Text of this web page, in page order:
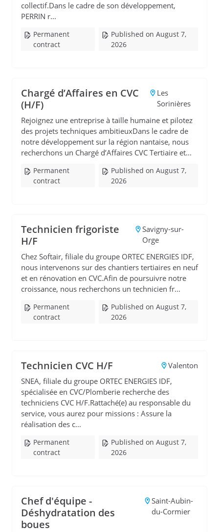
collectif.Dans le cadre de son développement,
PERRIN r...
Permanent
contract
Published on August 7,
2026
Chargé d’Affaires en CVC
(H/F)
Les
Sorinières
Rejoignez une entreprise à taille humaine et pilotez
des projets techniques ambitieuxDans le cadre de
notre développement sur la région nantaise, nous
recherchons un Chargé d’Affaires CVC Tertiaire et...
Permanent
contract
Published on August 7,
2026
Technicien frigoriste
H/F
Savigny-sur-
Orge
Chez Softair, filiale du groupe ORTEC ENERGIES IDF,
nous intervenons sur des chantiers tertiaires en neuf
et en rénovation en CVC.Afin de poursuivre notre
croissance, nous recherchons un technicien fr...
Permanent
contract
Published on August 7,
2026
Technicien CVC H/F
Valenton
SNEA, filiale du groupe ORTEC ENERGIES IDF,
spécialisée en CVC/Plomberie recherche des
techniciens CVC H/F.Rattaché(e) au responsable du
service, vous aurez pour missions : Assure la
réalisation des c...
Permanent
contract
Published on August 7,
2026
Chef d'équipe -
Déshydratation des
boues
Saint-Aubin-
du-Cormier